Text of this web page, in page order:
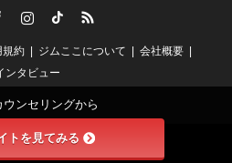
規約 ジムここについて
会社概要
ンタビュー
. All Rights Reserved.
ウンセリングから
トを見てみる